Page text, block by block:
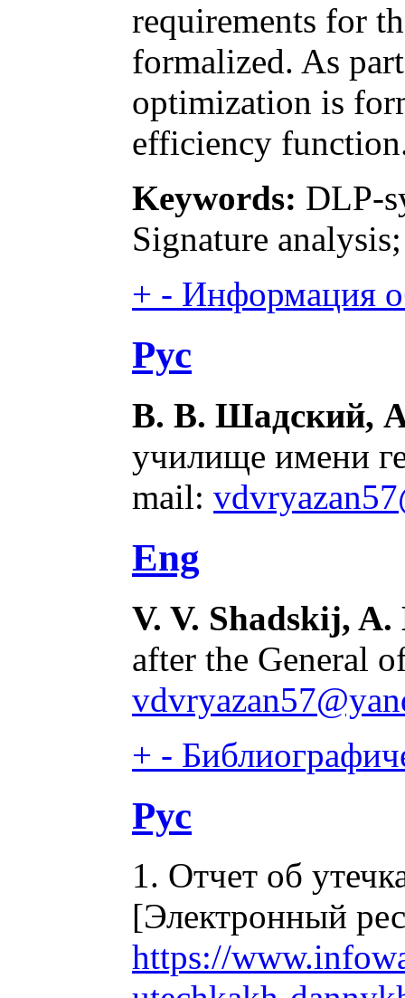
requirements for
formalized. As
optimization is
efficiency
Keywords: DLP-
Signature
+ - Информация
Рус
В. В. Шадский,
училище имени
mail:
Eng
V. V. Shadskij, A.
after the General
+ -
Рус
1. Отчет об
[Электронный
https://